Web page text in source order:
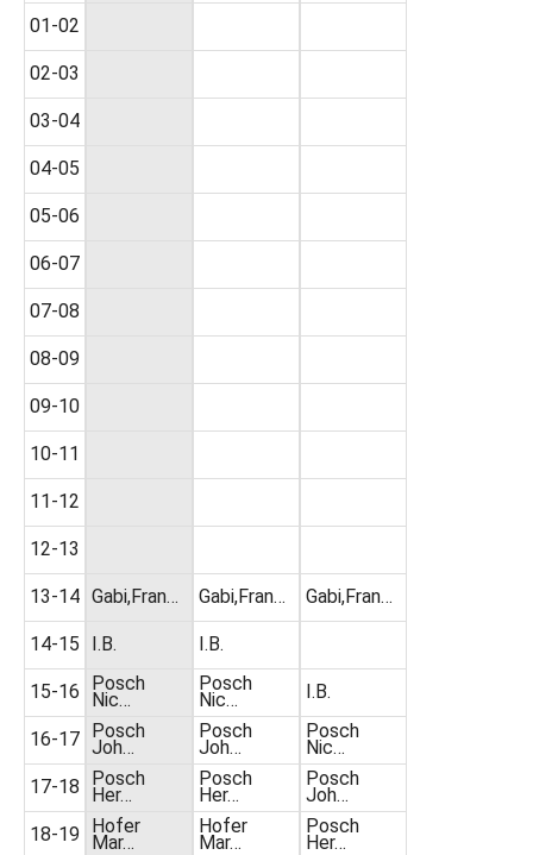
01-02
02-03
03-04
04-05
05-06
06-07
07-08
08-09
09-10
10-11
11-12
12-13
13-14
14-15
15-16
16-17
17-18
18-19
Gabi,Fran…
I.B.
Posch
Nic…
Posch
Joh…
Posch
Her…
Hofer
Mar…
Gabi,Fran…
I.B.
Posch
Nic…
Posch
Joh…
Posch
Her…
Hofer
Mar…
Gabi,Fran…
I.B.
Posch
Nic…
Posch
Joh…
Posch
Her…